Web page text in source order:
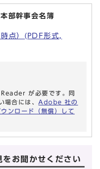
部幹事会名簿
点）(PDF形式,
が必要です。同
場合には、 Adobe 社の
ンロード（無償）して
お聞かせください